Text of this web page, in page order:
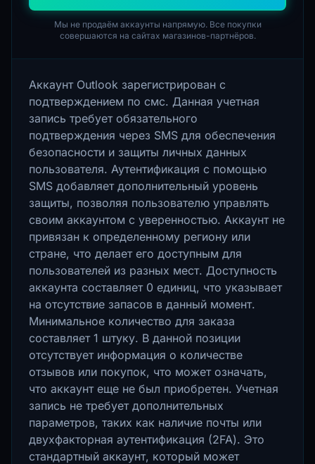
Мы не продаём аккаунты напрямую. Все покупки
совершаются на сайтах магазинов-партнёров.
Аккаунт Outlook зарегистрирован с
подтверждением по смс. Данная учетная
запись требует обязательного
подтверждения через SMS для обеспечения
безопасности и защиты личных данных
пользователя. Аутентификация с помощью
SMS добавляет дополнительный уровень
защиты, позволяя пользователю управлять
своим аккаунтом с уверенностью. Аккаунт не
привязан к определенному региону или
стране, что делает его доступным для
пользователей из разных мест. Доступность
аккаунта составляет 0 единиц, что указывает
на отсутствие запасов в данный момент.
Минимальное количество для заказа
составляет 1 штуку. В данной позиции
отсутствует информация о количестве
отзывов или покупок, что может означать,
что аккаунт еще не был приобретен. Учетная
запись не требует дополнительных
параметров, таких как наличие почты или
двухфакторная аутентификация (2FA). Это
стандартный аккаунт, который может